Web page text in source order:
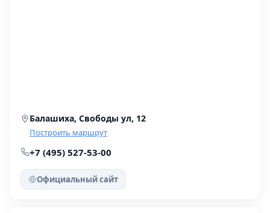
Балашиха, Свободы ул, 12
Построить маршрут
+7 (495) 527-53-00
Официальный сайт